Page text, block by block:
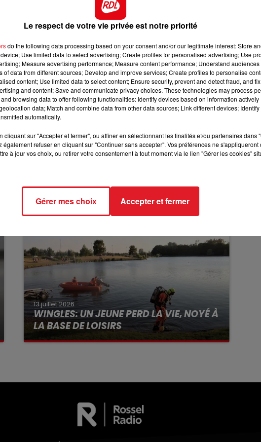
10h00 - 12h00
RDL WEEKEND
moins riche du lot, mais l'une des plus douées
à Caen en marchant 1'10"6 et a ensuite bien figurer
dans un récent quinté. Revenu à son meilleur
est à l'arrivée
sa chance dans le Cornulier cet hiver, mais semble
il est en mesure de prendre un acccessit
un parcours à main droite qui ne lui a pas convenue.
elle est ici à reprendre en bout de combinaison
l'ecurie de JMB, et lui aussi a pris son argent durant
que lui, à mettre dans un champ réduit.
13 juillet 2026
WINGLES: UN JEUNE PERD LA VIE, NOYÉ À
LA BASE DE LOISIRS
La victime a coulé à pic
Le respect de votre vie privée est notre priorité
do the following data processing based on your consent and/or our legitimate interest: Store
Use limited data to select advertising; Create profiles for personalised advertising; Use
Measure advertising performance; Measure content performance; Understand audiences
of data from different sources; Develop and improve services; Create profiles to personalise
content; Use limited data to select content; Ensure security, prevent and detect fraud, and
and content; Save and communicate privacy choices. These technologies may process
browsing data to offer following functionalities: Identify devices based on information actively
data; Match and combine data from other data sources; Link different devices;
automatically.
cliquant sur "Accepter et fermer", ou affiner en sélectionnant les finalités et/ou partenaires dans
également refuser en cliquant sur "Continuer sans accepter". Vos préférences ne s'appliqueront
à jour vos choix, ou retirer votre consentement à tout moment via le lien "Gérer les cookies"
Gérer mes choix Accepter et fermer